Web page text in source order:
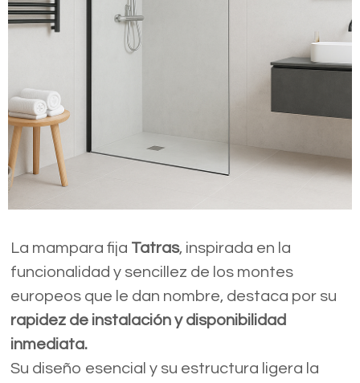
La mampara fija Tatras, inspirada en la
funcionalidad y sencillez de los montes
europeos que le dan nombre, destaca por su
rapidez de instalación y disponibilidad
inmediata.
Su diseño esencial y su estructura ligera la